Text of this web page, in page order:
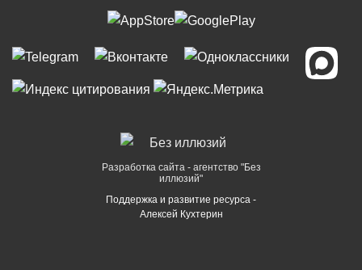
Разработка сайта - агентство "Без
иллюзий"
Поддержка и развитие ресурса -
Алексей Кухтерин